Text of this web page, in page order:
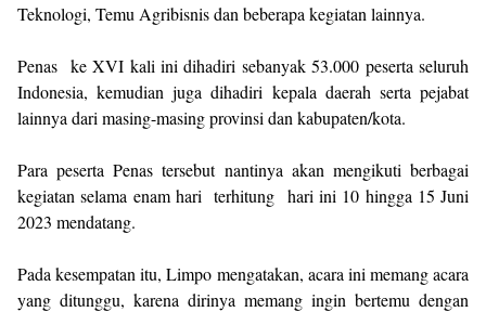
Teknologi, Temu Agribisnis dan beberapa kegiatan lainnya.
Penas ke XVI kali ini dihadiri sebanyak 53.000 peserta seluruh
Indonesia, kemudian juga dihadiri kepala daerah serta pejabat
lainnya dari masing-masing provinsi dan kabupaten/kota.
Para peserta Penas tersebut nantinya akan mengikuti berbagai
kegiatan selama enam hari terhitung hari ini 10 hingga 15 Juni
2023 mendatang.
Pada kesempatan itu, Limpo mengatakan, acara ini memang acara
yang ditunggu, karena dirinya memang ingin bertemu dengan